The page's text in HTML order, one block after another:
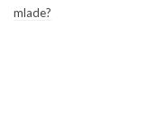
mlade?